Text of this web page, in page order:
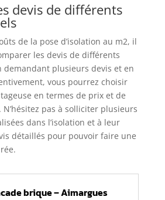
devis de différents
de la pose d’isolation au m2, il
les devis de différents
demandant plusieurs devis et en
vous pourrez choisir
en termes de prix et de
pas à solliciter plusieurs
dans l’isolation et à leur
détaillés pour pouvoir faire une
brique – Aimargues